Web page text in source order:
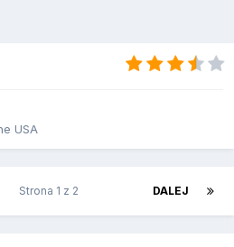
USA
DALEJ
Strona 1 z 2